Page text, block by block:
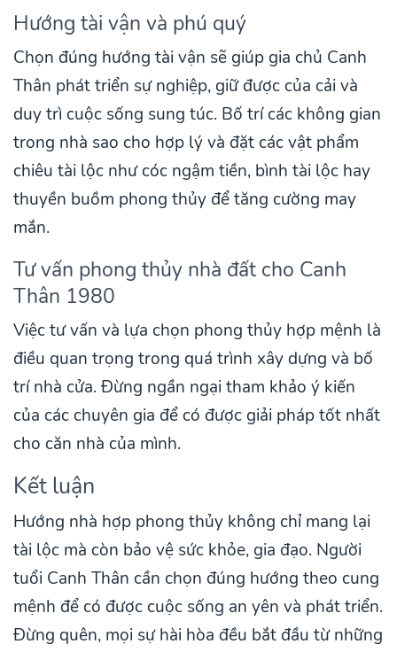
Hướng tài vận và phú quý
Chọn đúng hướng tài vận sẽ giúp gia chủ Canh
Thân phát triển sự nghiệp, giữ được của cải và
duy trì cuộc sống sung túc. Bố trí các không gian
trong nhà sao cho hợp lý và đặt các vật phẩm
chiêu tài lộc như cóc ngậm tiền, bình tài lộc hay
thuyền buồm phong thủy để tăng cường may
mắn.
Tư vấn phong thủy nhà đất cho Canh
Thân 1980
Việc tư vấn và lựa chọn phong thủy hợp mệnh là
điều quan trọng trong quá trình xây dựng và bố
trí nhà cửa. Đừng ngần ngại tham khảo ý kiến
của các chuyên gia để có được giải pháp tốt nhất
cho căn nhà của mình.
Kết luận
Hướng nhà hợp phong thủy không chỉ mang lại
tài lộc mà còn bảo vệ sức khỏe, gia đạo. Người
tuổi Canh Thân cần chọn đúng hướng theo cung
mệnh để có được cuộc sống an yên và phát triển.
Đừng quên, mọi sự hài hòa đều bắt đầu từ những